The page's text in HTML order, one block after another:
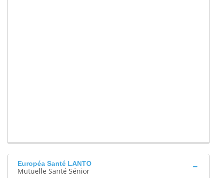
Européa Santé LANTO
Mutuelle Santé Sénior